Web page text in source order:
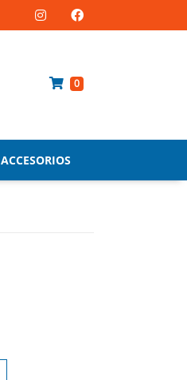
0
ACCESORIOS